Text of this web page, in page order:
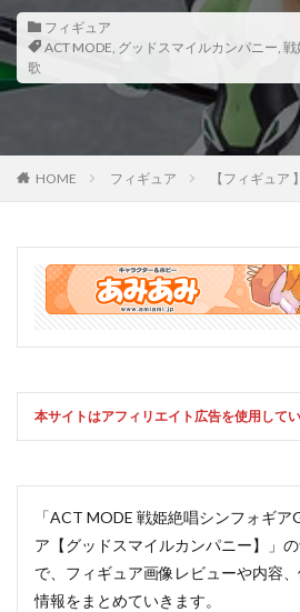
フィギュア
ACT MODE, グッドスマイルカンパニー, 戦
歌
HOME フィギュア 【フィギュ
本サイトはアフィリエイト広告を使用してい
「ACT MODE 戦姫絶唱シンフォギア
ア【グッドスマイルカンパニー】」
で、フィギュア画像レビューや内容
情報をまとめていきます。